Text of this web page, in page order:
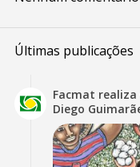
Últimas publicações
Facmat
Diego